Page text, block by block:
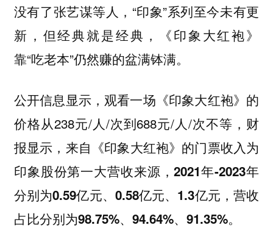
没有了张艺谋等人，“印象”系列至今未有更
新，但经典就是经典，《印象大红袍》
靠“吃老本”仍然赚的盆满钵满。
公开信息显示，观看一场《印象大红袍》的
价格从238元/人/次到688元/人/次不等，财
报显示， 来自《印象大红袍》的门票收入为
印象股份第一大营收来源，2021年-2023年
分别为0.59亿元、0.58亿元、1.3亿元，营收
占比分别为98.75%、94.64%、91.35%。